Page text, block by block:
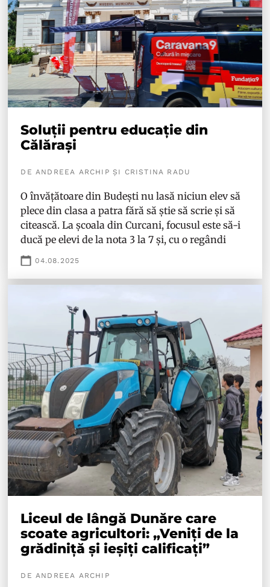
Soluții pentru educație din
Călărași
DE ANDREEA ARCHIP ȘI CRISTINA RADU
O învățătoare din Budești nu lasă niciun elev să
plece din clasa a patra fără să știe să scrie și să
citească. La școala din Curcani, focusul este să-i
ducă pe elevi de la nota 3 la 7 și, cu o regândi
04.08.2025
Liceul de lângă Dunăre care
scoate agricultori: „Veniți de la
grădiniță și ieșiți calificați”
DE ANDREEA ARCHIP